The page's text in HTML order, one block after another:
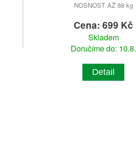
NOSNOST AŽ 88 kg
Cena: 699 Kč
Skladem
Doručíme do: 10.8.
Detail